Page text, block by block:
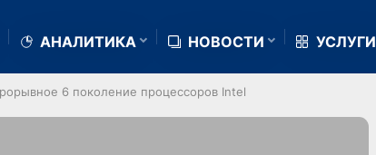
АНАЛИТИКА НОВОСТИ УСЛУГИ
6 поколение процессоров Intel